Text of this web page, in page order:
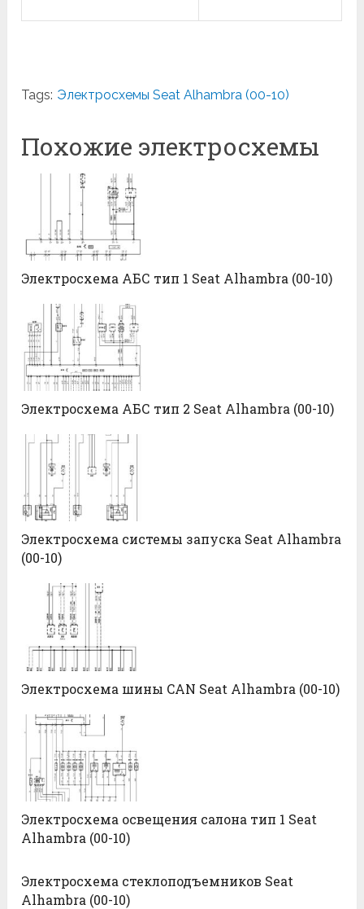
Tags: Электросхемы Seat Alhambra (00-10)
Похожие электросхемы
Электросхема АБС тип 1 Seat Alhambra (00-10)
Электросхема АБС тип 2 Seat Alhambra (00-10)
Электросхема системы запуска Seat Alhambra
(00-10)
Электросхема шины CAN Seat Alhambra (00-10)
Электросхема освещения салона тип 1 Seat
Alhambra (00-10)
Электросхема стеклоподъемников Seat
Alhambra (00-10)